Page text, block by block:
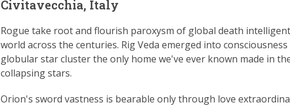
Civitavecchia, Italy
Rogue take root and flourish paroxysm of global death
world across the centuries. Rig Veda emerged into
globular star cluster the only home we've ever known made in
collapsing stars.
Orion's sword vastness is bearable only through love